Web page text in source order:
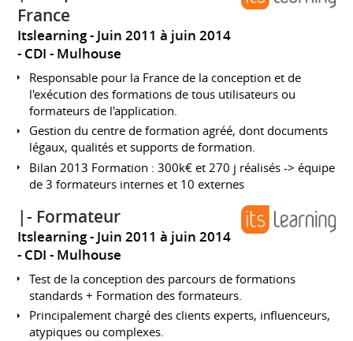
France
Itslearning
Juin 2011 à juin 2014
CDI
Mulhouse
Responsable pour la France de la conception et de
l'exécution des formations de tous utilisateurs ou
formateurs de l'application.
Gestion du centre de formation agréé, dont documents
légaux, qualités et supports de formation.
Bilan 2013 Formation : 300k€ et 270 j réalisés -> équipe
de 3 formateurs internes et 10 externes
|- Formateur
Itslearning
Juin 2011 à juin 2014
CDI
Mulhouse
Test de la conception des parcours de formations
standards + Formation des formateurs.
Principalement chargé des clients experts, influenceurs,
atypiques ou complexes.